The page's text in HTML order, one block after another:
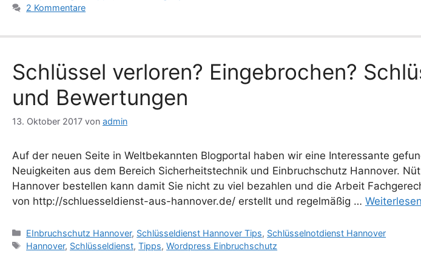
2 Kommentare
Schlüssel verloren? Eingebrochen?
und Bewertungen
13. Oktober 2017 von admin
Auf der neuen Seite in Weltbekannten Blogportal haben wir eine Interessante
Neuigkeiten aus dem Bereich Sicherheitstechnik und Einbruchschutz Hannover.
Hannover bestellen kann damit Sie nicht zu viel bezahlen und die Arbeit
von http://schluesseldienst-aus-hannover.de/ erstellt und regelmäßig …
Kategorien
EInbruchschutz Hannover, Schlüsseldienst Hannover Tips, Schlüsselnotdienst Hannover
Schlagwörter
Hannover, Schlüsseldienst,Tipps,Wordpress Einbruchschutz